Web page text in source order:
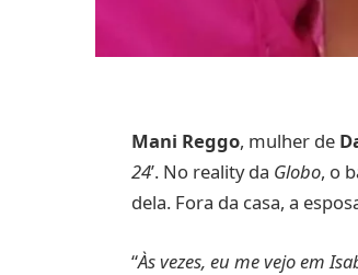
Mani Reggo, mulher de
24’. No reality da Globo, o
dela. Fora da casa, a
“Às vezes, eu me vejo em